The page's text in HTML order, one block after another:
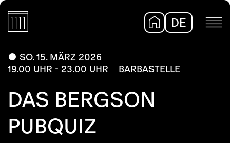
DE
SO. 15. MÄRZ 2026
19.00 UHR - 23.00 UHR
BARBASTELLE
DAS BERGSON
PUBQUIZ